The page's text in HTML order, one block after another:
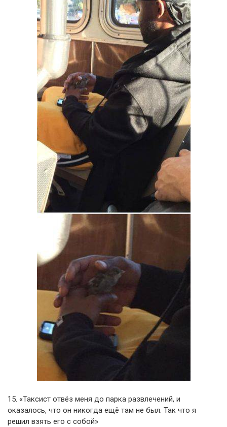
15. «Таксист отвёз меня до парка развлечений, и
оказалось, что он никогда ещё там не был. Так что я
решил взять его с собой»